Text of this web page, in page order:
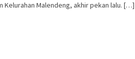
Kelurahan Malendeng, akhir pekan lalu. […]